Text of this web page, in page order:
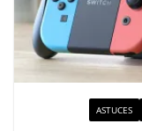
ASTUCES